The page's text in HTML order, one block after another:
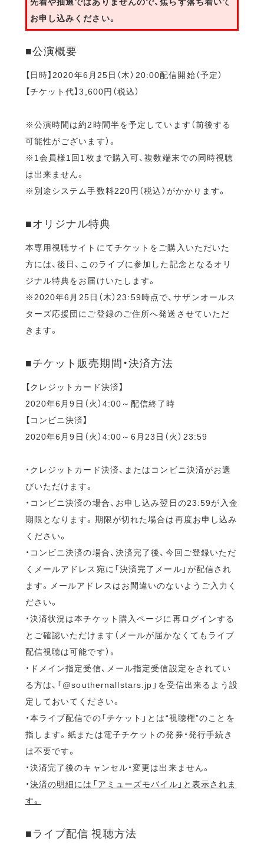
お申し込みください。
■公演概要
【日時】2020年6月25日（木）20:00配信開始（予定）
【チケット代】3,600円（税込）
※公演時間は約2時間半を予定しています（前後する
可能性がございます）。
※1会員様1回1枚まで購入可、複数端末での同時視聴
は出来ません。
※別途システム手数料220円（税込）がかかります。
■オリジナル特典
本専用視聴サイトにてチケットをご購入いただいた
方には、後日、このライブに参加した記念となるオリ
ジナル特典をお届けいたします。
※2020年6月25日（木）23:59時点で、サザンオールス
ターズ応援団にご登録のご住所へ発送させていただ
きます。
■チケット販売期間・決済方法
【クレジットカード決済】
2020年6月9日（火）4:00～配信終了時
【コンビニ決済】
2020年6月9日（火）4:00～6月23日（火）23:59
・クレジットカード決済、またはコンビニ決済がお選
びいただけます。
・コンビニ決済の場合、お申し込み翌日の23:59が入金
期限となります。期限が切れた場合は再度お申し込み
ください。
・コンビニ決済の場合、決済完了後、今回ご登録いただ
くメールアドレス宛に「決済完了メール」が配信され
ます。メールアドレスはお間違いのないようご入力く
ださい。
・決済状況は本チケット購入ページに再ログインする
とご確認いただけます（メールが届かなくてもライブ
配信視聴は可能です）。
・ドメイン指定受信、メール指定受信設定をされてい
る方は、「@southernallstars.jp」を受信出来るよう設
定しておいてください。
・本ライブ配信での「チケット」とは“視聴権”のことを
指します。紙または電子チケットの発券・発行手続き
は不要です。
・決済完了後のキャンセル・変更は出来ません。
・決済の明細には「アミューズモバイル」と表示されま
す。
■ライブ配信 視聴方法